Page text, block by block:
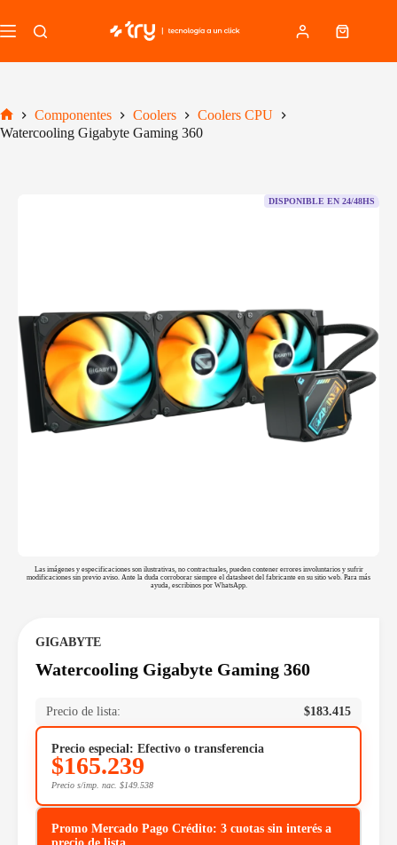
al
contenido
Carro
Inicio
Componentes Coolers
Coolers CPU
Watercooling Gigabyte Gaming 360
DISPONIBLE EN 24/48HS
Las imágenes y especificaciones son ilustrativas, no contractuales, pueden contener errores involuntarios y sufrir
modificaciones sin previo aviso. Ante la duda corroborar siempre el datasheet del fabricante en su sitio web. Para más
ayuda, escribinos por WhatsApp.
GIGABYTE
Watercooling Gigabyte Gaming 360
Precio de lista: $183.415
Precio especial: Efectivo o transferencia
$165.239
Precio s/imp. nac. $149.538
Promo Mercado Pago Crédito: 3 cuotas sin interés a